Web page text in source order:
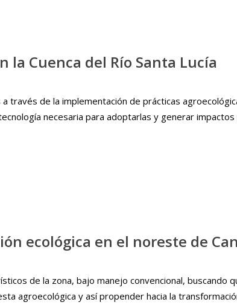
Cuenca del Río Santa Lucía
de la implementación de prácticas
necesaria para adoptarlas y generar
ecológica en el noreste de
de la zona, bajo manejo convencional, buscando
agroecológica y así propender hacia la